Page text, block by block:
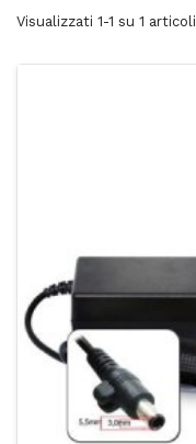
Visualizzati 1-1 su 1 articoli